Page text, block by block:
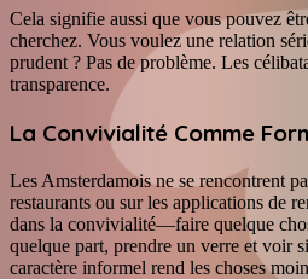
Cela signifie aussi que vous pouvez
cherchez. Vous voulez une relation
prudent ? Pas de problème. Les
transparence.
La Convivialité Comme
Les Amsterdamois ne se rencontrent
restaurants ou sur les applications de
dans la convivialité—faire quelque
quelque part, prendre un verre et voir
caractère informel rend les choses